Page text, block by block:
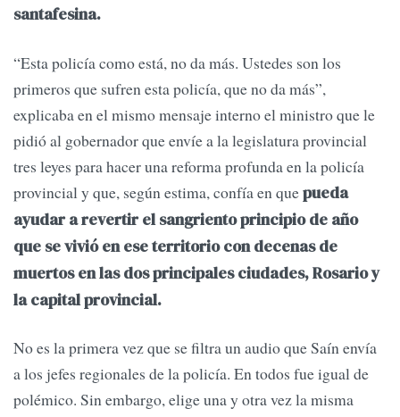
santafesina.
“Esta policía como está, no da más. Ustedes son los
primeros que sufren esta policía, que no da más”,
explicaba en el mismo mensaje interno el ministro que le
pidió al gobernador que envíe a la legislatura provincial
tres leyes para hacer una reforma profunda en la policía
provincial y que, según estima, confía en quepueda
ayudar a revertir el sangriento principio de año
que se vivió en ese territorio con decenas de
muertos en las dos principales ciudades, Rosario y
la capital provincial.
No es la primera vez que se filtra un audio que Saín envía
a los jefes regionales de la policía. En todos fue igual de
polémico. Sin embargo, elige una y otra vez la misma